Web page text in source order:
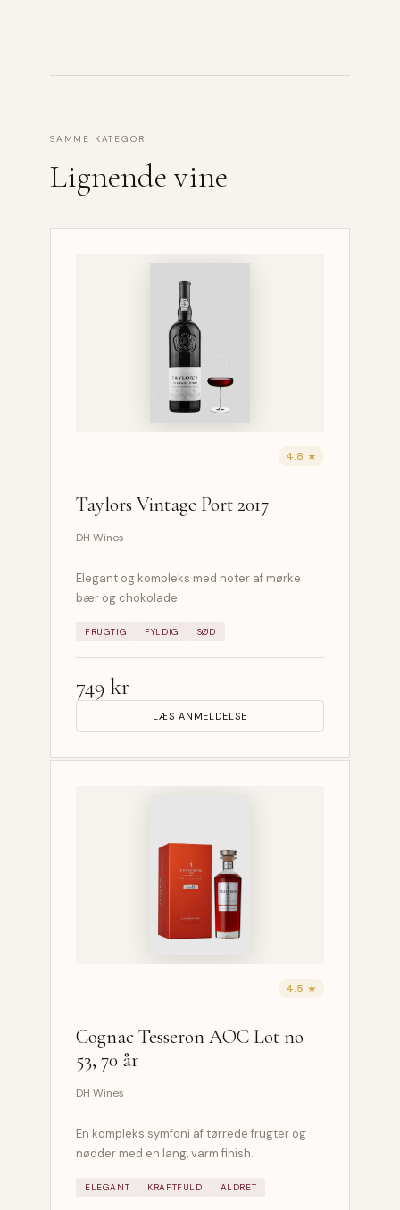
SAMME KATEGORI
Lignende vine
4.8 ★
Taylors Vintage Port 2017
DH Wines
Elegant og kompleks med noter af mørke
bær og chokolade.
FRUGTIG FYLDIG SØD
749 kr
LÆS ANMELDELSE
4.5 ★
Cognac Tesseron AOC Lot no
53, 70 år
DH Wines
En kompleks symfoni af tørrede frugter og
nødder med en lang, varm finish.
ELEGANT KRAFTFULD ALDRET